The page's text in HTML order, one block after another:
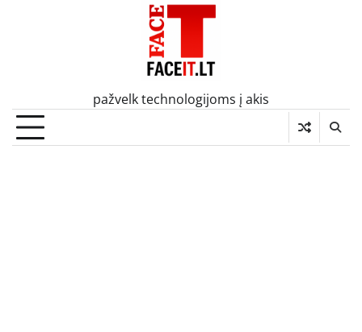
pažvelk technologijoms į akis